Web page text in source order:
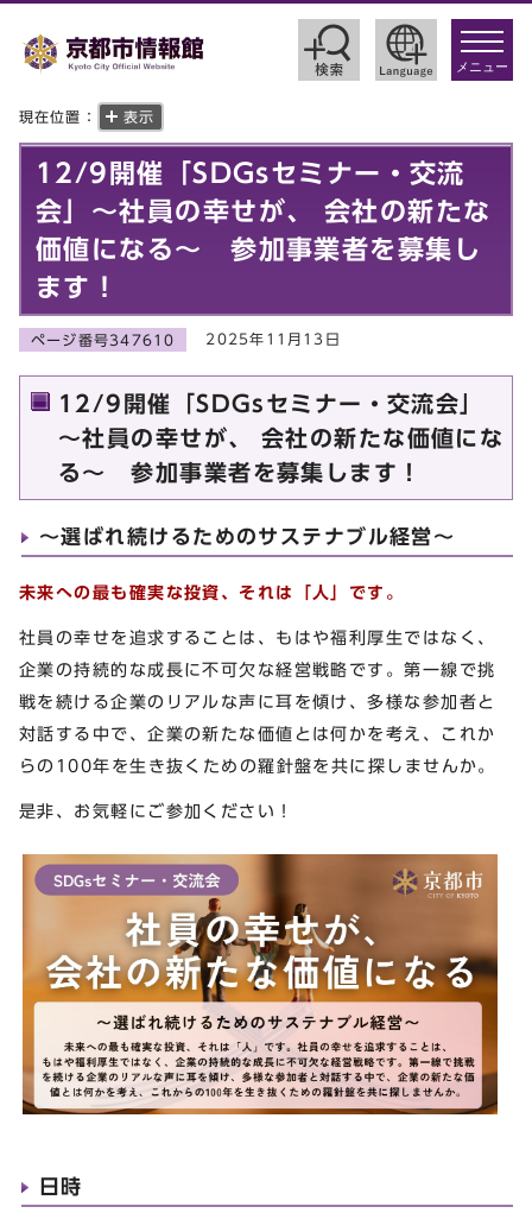
toggle
メニュー
現在位置： 表示
12/9開催「SDGsセミナー・交流
会」～社員の幸せが、 会社の新たな
価値になる～ 参加事業者を募集し
ます！
ページ番号347610 2025年11月13日
12/9開催「SDGsセミナー・交流会」
～社員の幸せが、 会社の新たな価値にな
る～ 参加事業者を募集します！
〜選ばれ続けるためのサステナブル経営〜
未来への最も確実な投資、それは「人」です。
社員の幸せを追求することは、もはや福利厚生ではなく、
企業の持続的な成長に不可欠な経営戦略です。第一線で挑
戦を続ける企業のリアルな声に耳を傾け、多様な参加者と
対話する中で、企業の新たな価値とは何かを考え、これか
らの100年を生き抜くための羅針盤を共に探しませんか。
是非、お気軽にご参加ください！
日時